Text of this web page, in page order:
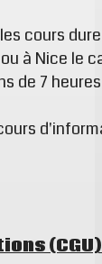
cours
à Nice le
de 7
(CGU)